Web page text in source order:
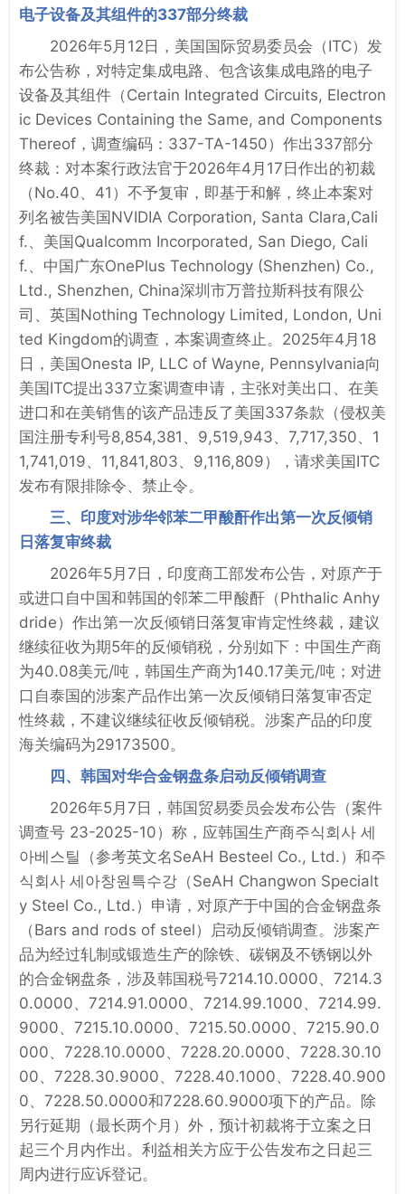
电子设备及其组件的337部分终裁
2026年5月12日，美国国际贸易委员会（ITC）发
布公告称，对特定集成电路、包含该集成电路的电子
设备及其组件（Certain Integrated Circuits, Electron
ic Devices Containing the Same, and Components
Thereof，调查编码：337-TA-1450）作出337部分
终裁：对本案行政法官于2026年4月17日作出的初裁
（No.40、41）不予复审，即基于和解，终止本案对
列名被告美国NVIDIA Corporation, Santa Clara,Cali
f.、美国Qualcomm Incorporated, San Diego, Cali
f.、中国广东OnePlus Technology (Shenzhen) Co.,
Ltd., Shenzhen, China深圳市万普拉斯科技有限公
司、英国Nothing Technology Limited, London, Uni
ted Kingdom的调查，本案调查终止。2025年4月18
日，美国Onesta IP, LLC of Wayne, Pennsylvania向
美国ITC提出337立案调查申请，主张对美出口、在美
进口和在美销售的该产品违反了美国337条款（侵权美
国注册专利号8,854,381、9,519,943、7,717,350、1
1,741,019、11,841,803、9,116,809），请求美国ITC
发布有限排除令、禁止令。
三、印度对涉华邻苯二甲酸酐作出第一次反倾销
日落复审终裁
2026年5月7日，印度商工部发布公告，对原产于
或进口自中国和韩国的邻苯二甲酸酐（Phthalic Anhy
dride）作出第一次反倾销日落复审肯定性终裁，建议
继续征收为期5年的反倾销税，分别如下：中国生产商
为40.08美元/吨，韩国生产商为140.17美元/吨；对进
口自泰国的涉案产品作出第一次反倾销日落复审否定
性终裁，不建议继续征收反倾销税。涉案产品的印度
海关编码为29173500。
四、韩国对华合金钢盘条启动反倾销调查
2026年5月7日，韩国贸易委员会发布公告（案件
调查号 23-2025-10）称，应韩国生产商주식회사 세
아베스틸（参考英文名SeAH Besteel Co., Ltd.）和주
식회사 세아창원특수강（SeAH Changwon Specialt
y Steel Co., Ltd.）申请，对原产于中国的合金钢盘条
（Bars and rods of steel）启动反倾销调查。涉案产
品为经过轧制或锻造生产的除铁、碳钢及不锈钢以外
的合金钢盘条，涉及韩国税号7214.10.0000、7214.3
0.0000、7214.91.0000、7214.99.1000、7214.99.
9000、7215.10.0000、7215.50.0000、7215.90.0
000、7228.10.0000、7228.20.0000、7228.30.10
00、7228.30.9000、7228.40.1000、7228.40.900
0、7228.50.0000和7228.60.9000项下的产品。除
另行延期（最长两个月）外，预计初裁将于立案之日
起三个月内作出。利益相关方应于公告发布之日起三
周内进行应诉登记。